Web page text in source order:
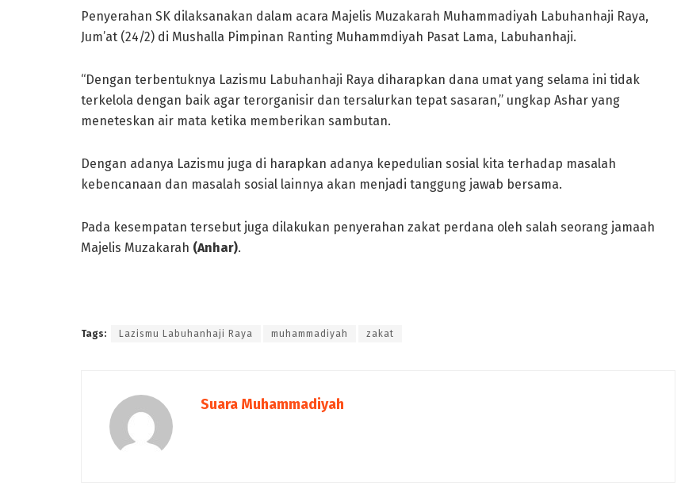
Penyerahan SK dilaksanakan dalam acara Majelis Muzakarah Muhammadiyah Labuhanhaji Raya,
Jum’at (24/2) di Mushalla Pimpinan Ranting Muhammdiyah Pasat Lama, Labuhanhaji.
“Dengan terbentuknya Lazismu Labuhanhaji Raya diharapkan dana umat yang selama ini tidak
terkelola dengan baik agar terorganisir dan tersalurkan tepat sasaran,” ungkap Ashar yang
meneteskan air mata ketika memberikan sambutan.
Dengan adanya Lazismu juga di harapkan adanya kepedulian sosial kita terhadap masalah
kebencanaan dan masalah sosial lainnya akan menjadi tanggung jawab bersama.
Pada kesempatan tersebut juga dilakukan penyerahan zakat perdana oleh salah seorang jamaah
Majelis Muzakarah (Anhar).
Tags: Lazismu Labuhanhaji Raya muhammadiyah zakat
Suara Muhammadiyah